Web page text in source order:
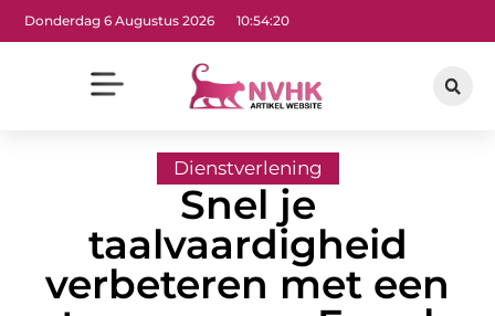
Donderdag 6 Augustus 2026 10:54:21
Dienstverlening
Snel je
taalvaardigheid
verbeteren met een